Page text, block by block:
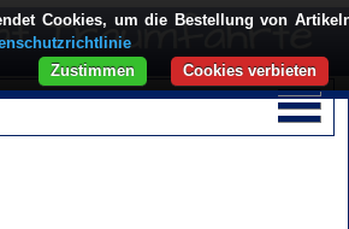
Cookies, um die Bestellung von
Cookies verbieten
Zustimmen